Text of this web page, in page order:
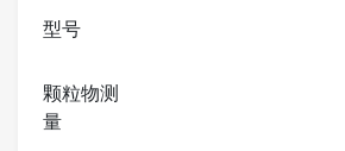
型号
颗粒物测
量